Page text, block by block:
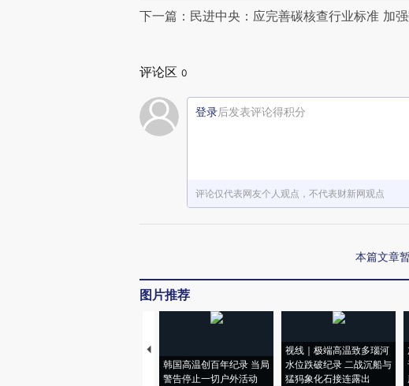
下一篇：民进中央：应完善碳核查行业标准 加
评论区 0
登录后发表评论得积分
评论仅代表网友个人观点，不代表财新网观点
本篇文章
图片推荐
韩国高温创百年纪录 当局
警告停止一切户外活动
视线｜极端高温致多瑙河
水位跌破纪录 二战沉船与
猛犸象化石接连露出